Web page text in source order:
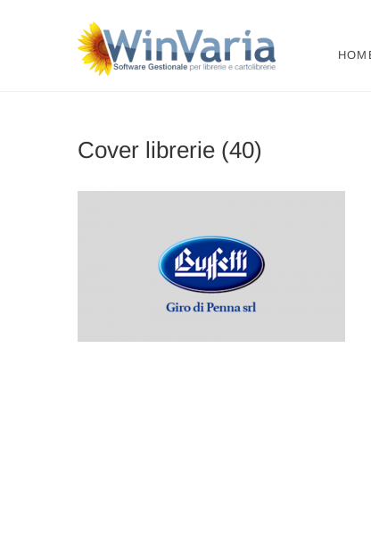
Cover librerie (40)